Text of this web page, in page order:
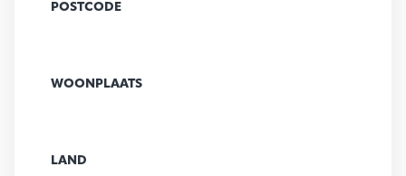
POSTCODE
WOONPLAATS
LAND